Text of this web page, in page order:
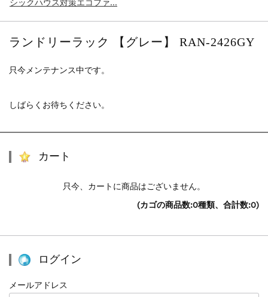
シックハウス対策エコファ...
お知らせ
2021.2.13
ランドリーラック 【グレー】 RAN-2426GY
只今メンテナンス中です。
しばらくお待ちください。
カート
只今、カートに商品はございません。
(カゴの商品数:0種類、合計数:0)
ログイン
メールアドレス